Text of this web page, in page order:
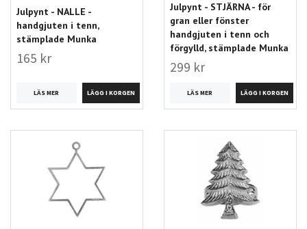
Julpynt - NALLE -
handgjuten i tenn,
stämplade Munka
165 kr
LÄS MER
Julpynt - STJÄRNA - för
gran eller fönster
handgjuten i tenn och
förgylld, stämplade Munka
299 kr
LÄS MER